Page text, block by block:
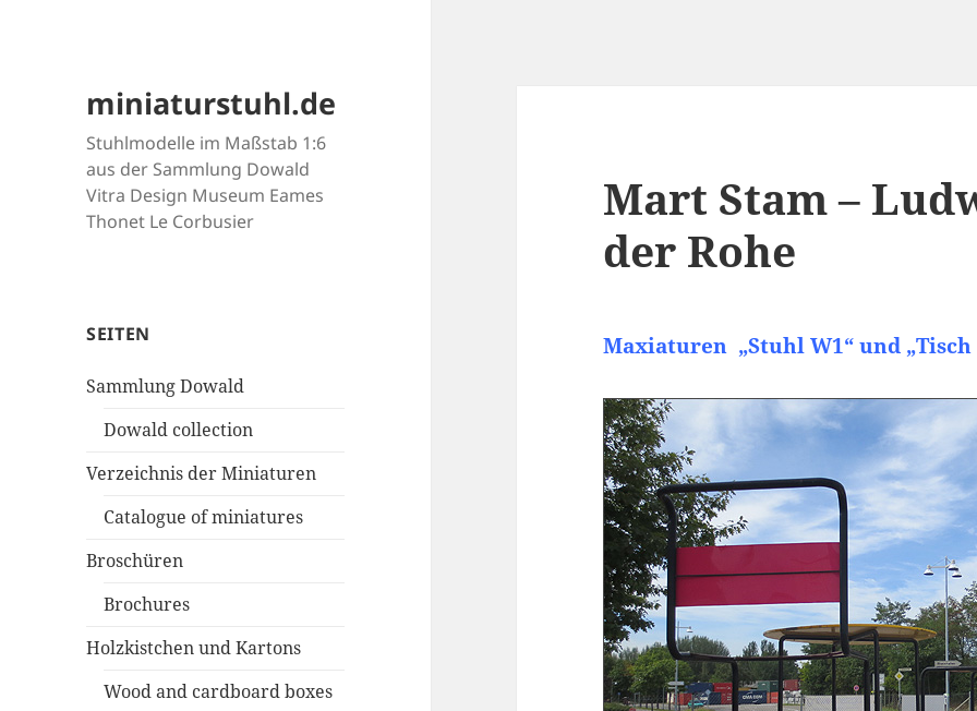
miniaturstuhl.de
Stuhlmodelle im Maßstab 1:6
aus der Sammlung Dowald
Vitra Design Museum Eames
Thonet Le Corbusier
SEITEN
Sammlung Dowald
Dowald collection
Verzeichnis der Miniaturen
Catalogue of miniatures
Broschüren
Brochures
Holzkistchen und Kartons
Wood and cardboard boxes
Mart Stam –
der Rohe
Maxiaturen „Stuhl W1“ und „Tisch